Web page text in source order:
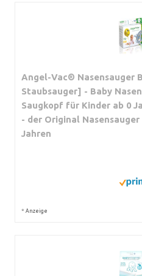
Angel-Vac® Nasensauger
Staubsauger] - Baby
Saugkopf für Kinder ab 0
- der Original
Jahren
* Anzeige